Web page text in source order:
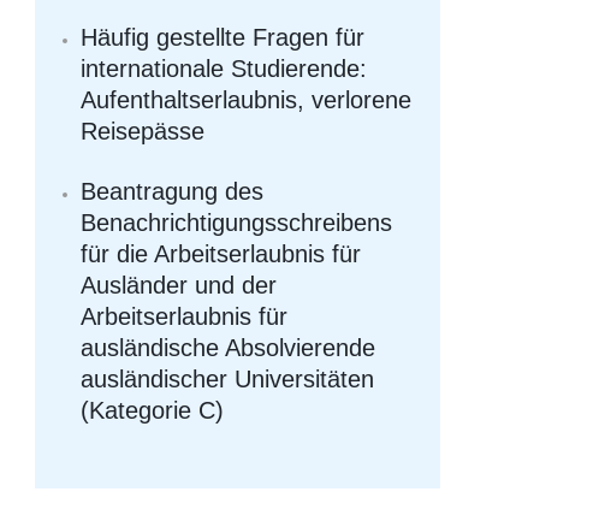
Häufig gestellte Fragen für
internationale Studierende:
Aufenthaltserlaubnis, verlorene
Reisepässe
Beantragung des
Benachrichtigungsschreibens
für die Arbeitserlaubnis für
Ausländer und der
Arbeitserlaubnis für
ausländische Absolvierende
ausländischer Universitäten
(Kategorie C)